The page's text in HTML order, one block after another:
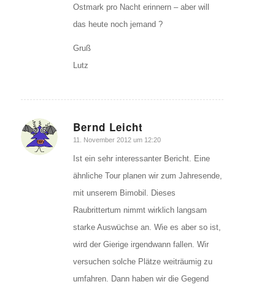
Ostmark pro Nacht erinnern – aber will
das heute noch jemand ?
Gruß
Lutz
Bernd Leicht
sagte:
11. November 2012 um 12:20
Ist ein sehr interessanter Bericht. Eine
ähnliche Tour planen wir zum Jahresende,
mit unserem Bimobil. Dieses
Raubrittertum nimmt wirklich langsam
starke Auswüchse an. Wie es aber so ist,
wird der Gierige irgendwann fallen. Wir
versuchen solche Plätze weiträumig zu
umfahren. Dann haben wir die Gegend